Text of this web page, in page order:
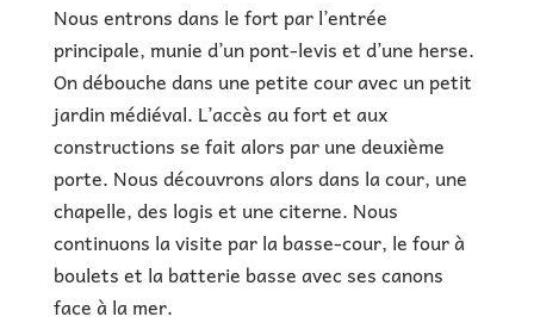
Nous entrons dans le fort par l’entrée
principale, munie d’un pont-levis et d’une herse.
On débouche dans une petite cour avec un petit
jardin médiéval. L’accès au fort et aux
constructions se fait alors par une deuxième
porte. Nous découvrons alors dans la cour, une
chapelle, des logis et une citerne. Nous
continuons la visite par la basse-cour, le four à
boulets et la batterie basse avec ses canons
face à la mer.